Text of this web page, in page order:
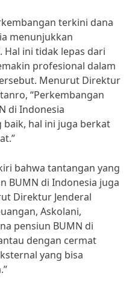
terkini dana
menunjukkan
ini tidak lepas dari
profesional dalam
Menurut Direktur
“Perkembangan
di Indonesia
hal ini juga berkat
bahwa tantangan yang
BUMN di Indonesia juga
Direktur Jenderal
Askolani,
pensiun BUMN di
dengan cermat
yang bisa